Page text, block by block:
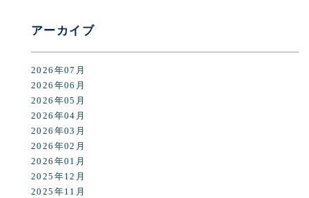
アーカイブ
2026年07月
2026年06月
2026年05月
2026年04月
2026年03月
2026年02月
2026年01月
2025年12月
2025年11月